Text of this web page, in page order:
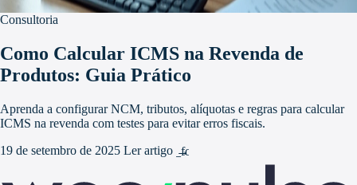
Consultoria
Como Calcular ICMS na Revenda de
Produtos: Guia Prático
Aprenda a configurar NCM, tributos, alíquotas e regras para calcular
ICMS na revenda com testes para evitar erros fiscais.
19 de setembro de 2025 Ler artigo
arrow_forward